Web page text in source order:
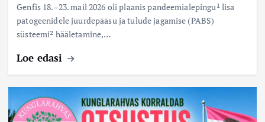
Genfis 18.–23. mail 2026 oli plaanis pandeemialepingu¹ lisa
patogeenidele juurdepääsu ja tulude jagamise (PABS)
süsteemi² hääletamine,…
Loe edasi